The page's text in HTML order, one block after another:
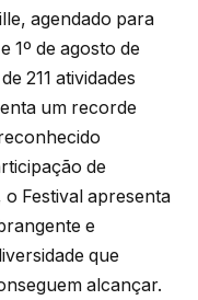
agendado para
1º de agosto de
211 atividades
um recorde
de
Festival apresenta
e
que
alcançar.